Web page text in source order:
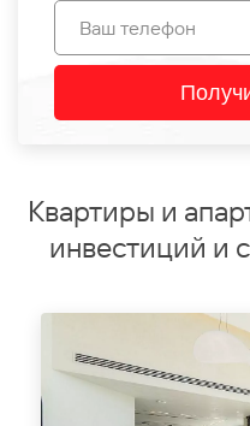
Квартиры и
инвестиций и